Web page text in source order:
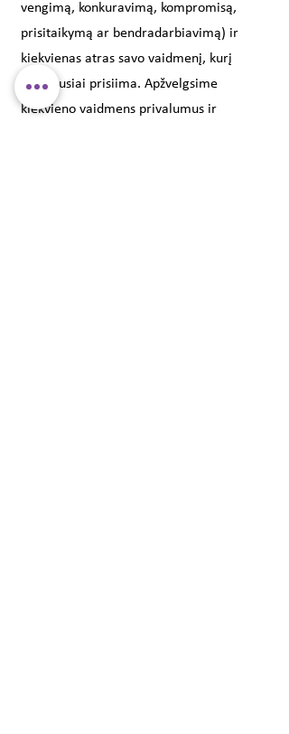
vengimą, konkuravimą, kompromisą,
prisitaikymą ar bendradarbiavimą) ir
kiekvienas atras savo vaidmenį, kurį
dažniausiai prisiima. Apžvelgsime
kiekvieno vaidmens privalumus ir